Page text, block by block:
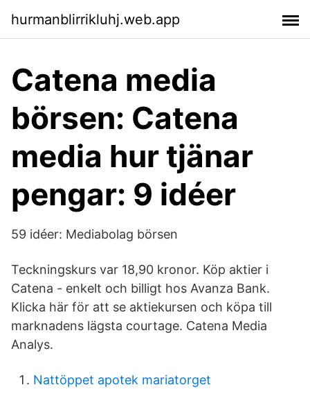
hurmanblirrikluhj.web.app
Catena media
börsen: Catena
media hur tjänar
pengar: 9 idéer
59 idéer: Mediabolag börsen
Teckningskurs var 18,90 kronor. Köp aktier i
Catena - enkelt och billigt hos Avanza Bank.
Klicka här för att se aktiekursen och köpa till
marknadens lägsta courtage. Catena Media
Analys.
Nattöppet apotek mariatorget